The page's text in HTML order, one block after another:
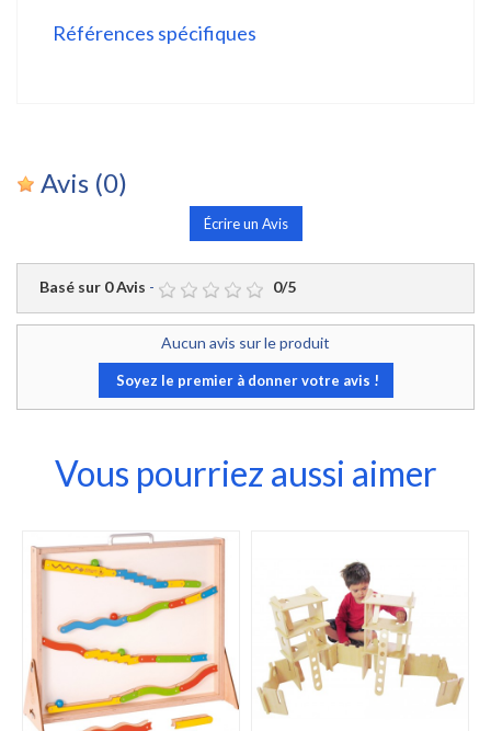
Références spécifiques
Avis (0)
Écrire un Avis
Basé sur 0Avis - 0/5
Aucun avis sur le produit
Soyez le premier à donner votre avis !
Vous pourriez aussi aimer